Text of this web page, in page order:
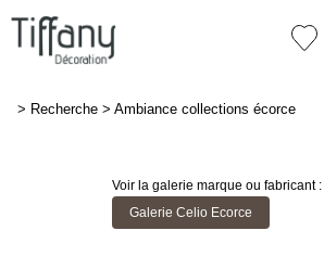
> Recherche > Ambiance collections écorce
Voir la galerie marque ou fabricant :
Galerie Celio Ecorce